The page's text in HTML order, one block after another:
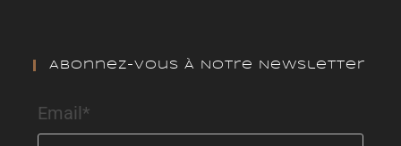
Abonnez-Vous À Notre Newsletter
Email*